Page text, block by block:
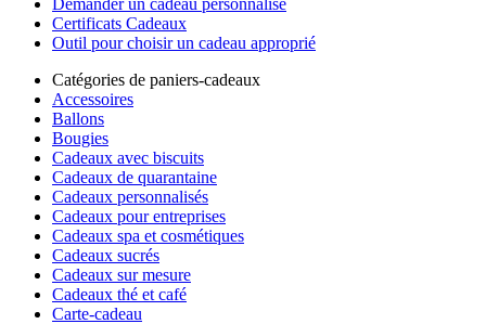
Demander un cadeau personnalisé
Certificats Cadeaux
Outil pour choisir un cadeau approprié
Catégories de paniers-cadeaux
Accessoires
Ballons
Bougies
Cadeaux avec biscuits
Cadeaux de quarantaine
Cadeaux personnalisés
Cadeaux pour entreprises
Cadeaux spa et cosmétiques
Cadeaux sucrés
Cadeaux sur mesure
Cadeaux thé et café
Carte-cadeau